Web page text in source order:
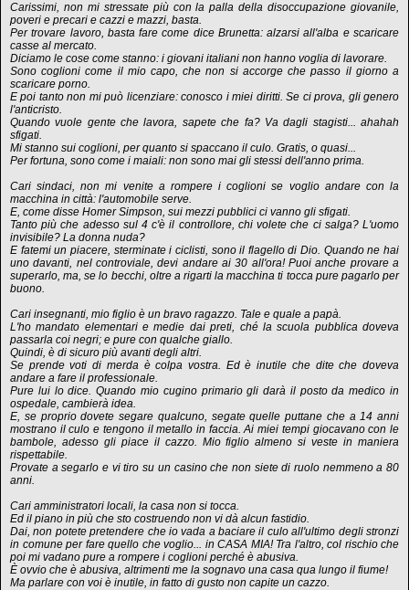
Carissimi, non mi stressate più con la palla della disoccupazione giovanile,
poveri e precari e cazzi e mazzi, basta.
Per trovare lavoro, basta fare come dice Brunetta: alzarsi all'alba e scaricare
casse al mercato.
Diciamo le cose come stanno: i giovani italiani non hanno voglia di lavorare.
Sono coglioni come il mio capo, che non si accorge che passo il giorno a
scaricare porno.
E poi tanto non mi può licenziare: conosco i miei diritti. Se ci prova, gli genero
l'anticristo.
Quando vuole gente che lavora, sapete che fa? Va dagli stagisti... ahahah
sfigati.
Mi stanno sui coglioni, per quanto si spaccano il culo. Gratis, o quasi...
Per fortuna, sono come i maiali: non sono mai gli stessi dell'anno prima.
Cari sindaci, non mi venite a rompere i coglioni se voglio andare con la
macchina in città: l'automobile serve.
E, come disse Homer Simpson, sui mezzi pubblici ci vanno gli sfigati.
Tanto più che adesso sul 4 c'è il controllore, chi volete che ci salga? L'uomo
invisibile? La donna nuda?
E fatemi un piacere, sterminate i ciclisti, sono il flagello di Dio. Quando ne hai
uno davanti, nel controviale, devi andare ai 30 all'ora! Puoi anche provare a
superarlo, ma, se lo becchi, oltre a rigarti la macchina ti tocca pure pagarlo per
buono.
Cari insegnanti, mio figlio è un bravo ragazzo. Tale e quale a papà.
L'ho mandato elementari e medie dai preti, ché la scuola pubblica doveva
passarla coi negri; e pure con qualche giallo.
Quindi, è di sicuro più avanti degli altri.
Se prende voti di merda è colpa vostra. Ed è inutile che dite che doveva
andare a fare il professionale.
Pure lui lo dice. Quando mio cugino primario gli darà il posto da medico in
ospedale, cambierà idea.
E, se proprio dovete segare qualcuno, segate quelle puttane che a 14 anni
mostrano il culo e tengono il metallo in faccia. Ai miei tempi giocavano con le
bambole, adesso gli piace il cazzo. Mio figlio almeno si veste in maniera
rispettabile.
Provate a segarlo e vi tiro su un casino che non siete di ruolo nemmeno a 80
anni.
Cari amministratori locali, la casa non si tocca.
Ed il piano in più che sto costruendo non vi dà alcun fastidio.
Dai, non potete pretendere che io vada a baciare il culo all'ultimo degli stronzi
in comune per fare quello che voglio... in CASA MIA! Tra l'altro, col rischio che
poi mi vadano pure a rompere i coglioni perché è abusiva.
È ovvio che è abusiva, altrimenti me la sognavo una casa qua lungo il fiume!
Ma parlare con voi è inutile, in fatto di gusto non capite un cazzo.